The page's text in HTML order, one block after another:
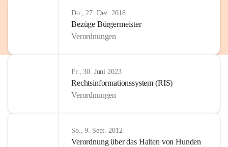
Do., 27. Dez. 2018
Bezüge Bürgermeister
Verordnungen
Fr., 30. Juni 2023
Rechtsinformationssystem (RIS)
Verordnungen
So., 9. Sept. 2012
Verordnung über das Halten von Hunden